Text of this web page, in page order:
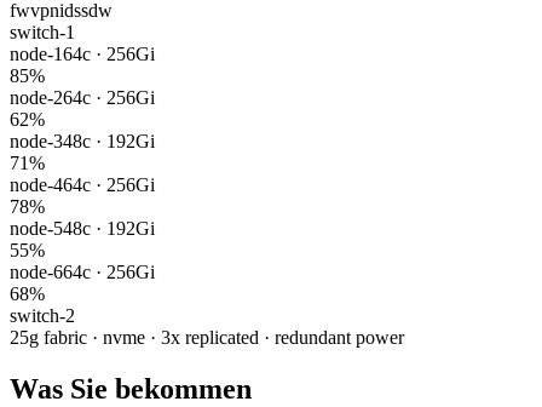
fwvpnidssdw
switch-1
node-164c · 256Gi
85%
node-264c · 256Gi
62%
node-348c · 192Gi
71%
node-464c · 256Gi
78%
node-548c · 192Gi
55%
node-664c · 256Gi
68%
switch-2
25g fabric · nvme · 3x replicated · redundant power
Was Sie bekommen